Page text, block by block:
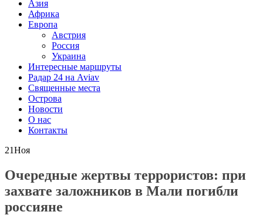
Азия
Африка
Европа
Австрия
Россия
Украина
Интересные маршруты
Радар 24 на Aviav
Священные места
Острова
Новости
О нас
Контакты
21Ноя
Очередные жертвы террористов: при
захвате заложников в Мали погибли
россияне